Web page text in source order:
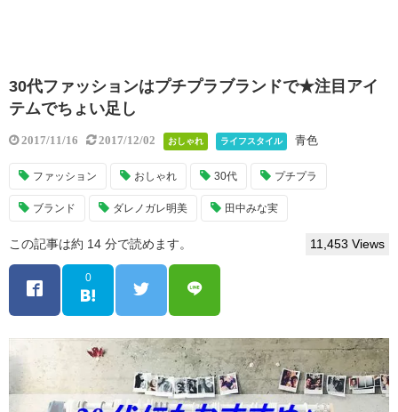
30代ファッションはプチプラブランドで★注目アイ
テムでちょい足し
2017/11/16 2017/12/02 おしゃれ ライフスタイル 青色
ファッション おしゃれ 30代 プチプラ
ブランド ダレノガレ明美 田中みな実
この記事は約 14 分で読めます。 11,453 Views
0